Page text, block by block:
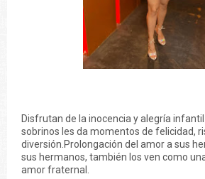
Disfrutan de la inocencia y alegría
sobrinos les da momentos de felicidad,
diversión.Prolongación del amor a sus
sus hermanos, también los ven como
amor fraternal.